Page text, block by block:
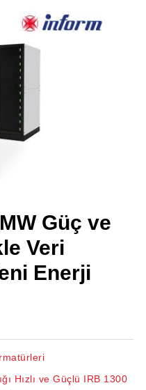
Güç ve
Veri
Enerji
Hızlı ve Güçlü IRB 1300